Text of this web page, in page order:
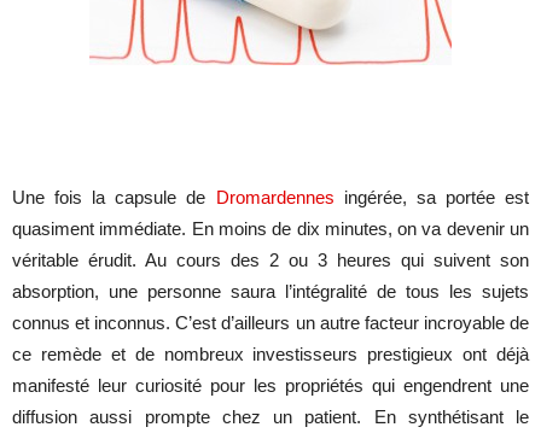
Une fois la capsule de Dromardennes ingérée, sa portée est
quasiment immédiate. En moins de dix minutes, on va devenir un
véritable érudit. Au cours des 2 ou 3 heures qui suivent son
absorption, une personne saura l’intégralité de tous les sujets
connus et inconnus. C’est d’ailleurs un autre facteur incroyable de
ce remède et de nombreux investisseurs prestigieux ont déjà
manifesté leur curiosité pour les propriétés qui engendrent une
diffusion aussi prompte chez un patient. En synthétisant le